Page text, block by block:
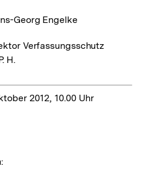
Georg Engelke
Verfassungsschutz
H.
2012, 10.00 Uhr